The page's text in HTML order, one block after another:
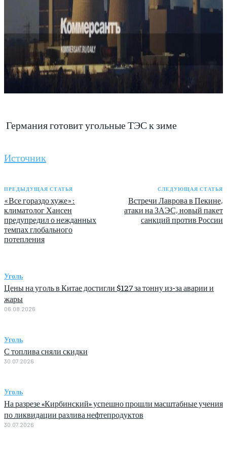
Германия готовит угольные ТЭС к зиме
Источник
ПРЕДЫДУЩАЯ СТАТЬЯ
«Все гораздо хуже»:
климатолог Хансен
предупредил о нежданных
темпах глобального
потепления
СЛЕДУЮЩАЯ СТАТЬЯ
Встречи Лаврова в Пекине,
атаки на ЗАЭС, новый пакет
санкций против России
Уголь
Цены на уголь в Китае достигли $127 за тонну из-за аварии и
жары
06.08.2026
Уголь
С топлива сняли скидки
30.07.2026
Уголь
На разрезе «Кирбинский» успешно прошли масштабные учения
по ликвидации разлива нефтепродуктов
30.07.2026